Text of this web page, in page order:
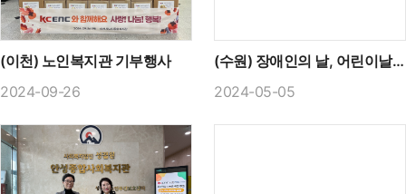
(이천) 노인복지관 기부행사
2024-09-26
(수원) 장애인의 날, 어린이날 기념 장애아동 후원물품 기부
2024-05-05